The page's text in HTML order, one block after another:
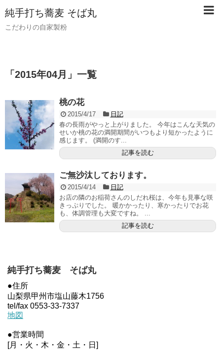
純手打ち蕎麦 そば丸
こだわりの自家製粉
「 2015年04月 」 一覧
桃の花
2015/4/17
日記
春の長雨がやっと上がりました。 今年はこんな天気の
せいか桃の花の満開期間がいつもより短かったように
感じます。 (満開のす...
記事を読む
ご無沙汰しております。
2015/4/14
日記
お店の隣のお稲荷さんのしだれ桜は、今年も見事な咲
きっぷりでした。 暖かかったり、寒かったりでお花
も、体調管理も大変ですね。 ...
記事を読む
純手打ち蕎麦 そば丸
●住所
山梨県甲州市塩山藤木1756
tel/fax 0553-33-7337
地図
●営業時間
[月・火・木・金・土・日]